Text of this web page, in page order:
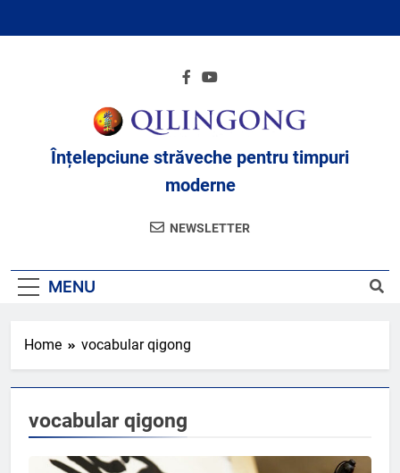
Înțelepciune străveche pentru timpuri
moderne
NEWSLETTER
MENU
Home vocabular qigong
vocabular qigong